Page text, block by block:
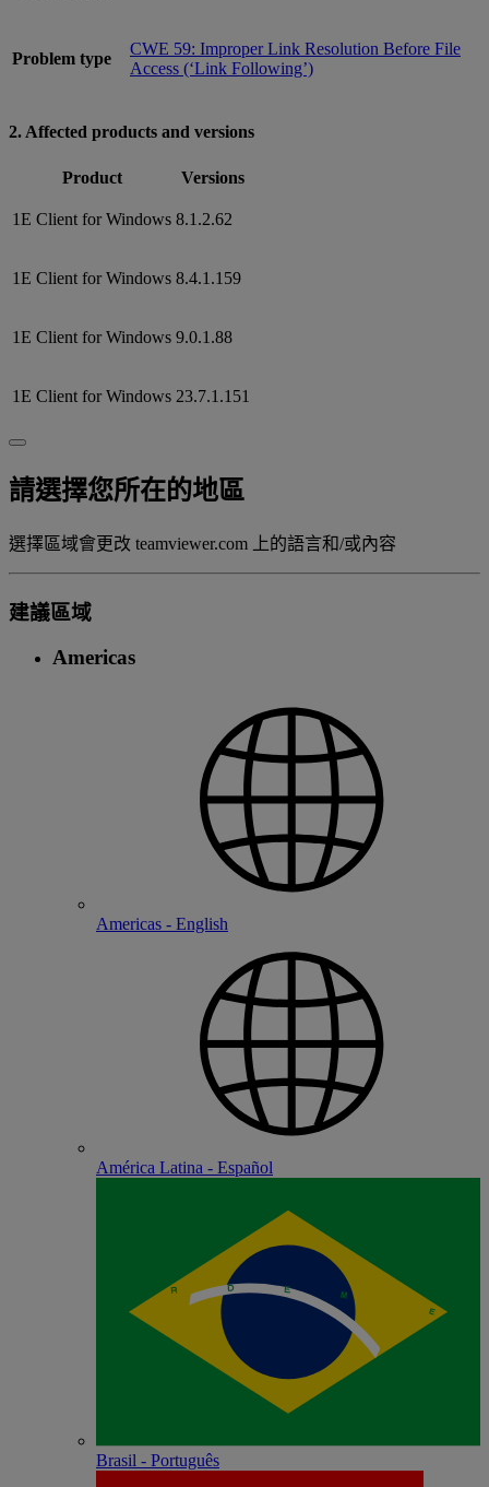
Problem type
CWE 59: Improper Link Resolution Before File
Access (‘Link Following’)
2. Affected products and versions
Product Versions
1E Client for Windows 8.1.2.62
1E Client for Windows 8.4.1.159
1E Client for Windows 9.0.1.88
1E Client for Windows 23.7.1.151
請選擇您所在的地區
選擇區域會更改 teamviewer.com 上的語言和/或內容
建議區域
Americas
Americas - English
América Latina - Español
Brasil - Português